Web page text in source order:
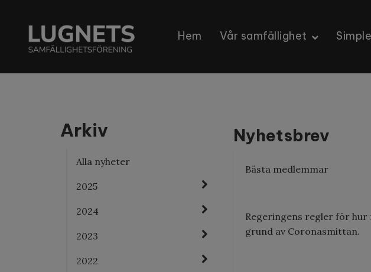
Hem Vår samfällighet
Arkiv
Alla nyheter
2025
2024
2023
2022
Nyhetsbrev
Bästa medlemmar
Regeringens regler för hur
grund av Coronasmittan.